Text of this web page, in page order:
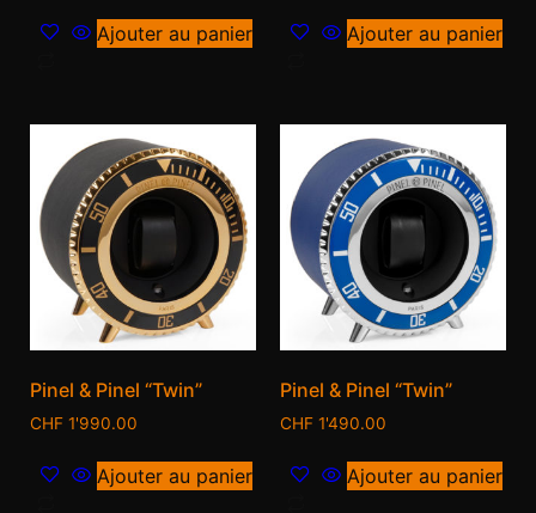
Ajouter au panier Ajouter au panier
Pinel & Pinel “Twin”
CHF 1'990.00
Ajouter au panier
Pinel & Pinel “Twin”
CHF 1'490.00
Ajouter au panier